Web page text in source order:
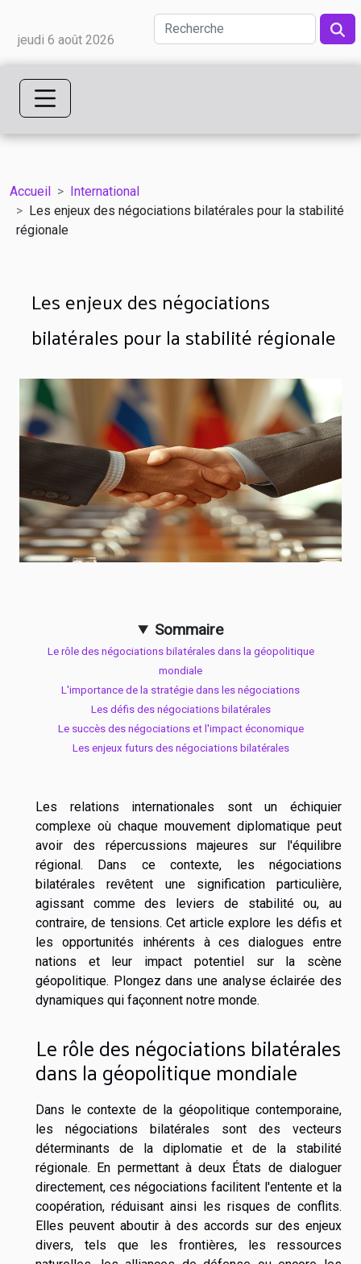
jeudi 6 août 2026
Accueil
International
Les enjeux des négociations bilatérales pour la stabilité
régionale
Les enjeux des négociations
bilatérales pour la stabilité régionale
Sommaire
Le rôle des négociations bilatérales dans la géopolitique
mondiale
L'importance de la stratégie dans les négociations
Les défis des négociations bilatérales
Le succès des négociations et l'impact économique
Les enjeux futurs des négociations bilatérales
Les relations internationales sont un échiquier
complexe où chaque mouvement diplomatique peut
avoir des répercussions majeures sur l'équilibre
régional. Dans ce contexte, les négociations
bilatérales revêtent une signification particulière,
agissant comme des leviers de stabilité ou, au
contraire, de tensions. Cet article explore les défis et
les opportunités inhérents à ces dialogues entre
nations et leur impact potentiel sur la scène
géopolitique. Plongez dans une analyse éclairée des
dynamiques qui façonnent notre monde.
Le rôle des négociations bilatérales
dans la géopolitique mondiale
Dans le contexte de la géopolitique contemporaine,
les négociations bilatérales sont des vecteurs
déterminants de la diplomatie et de la stabilité
régionale. En permettant à deux États de dialoguer
directement, ces négociations facilitent l'entente et la
coopération, réduisant ainsi les risques de conflits.
Elles peuvent aboutir à des accords sur des enjeux
divers, tels que les frontières, les ressources